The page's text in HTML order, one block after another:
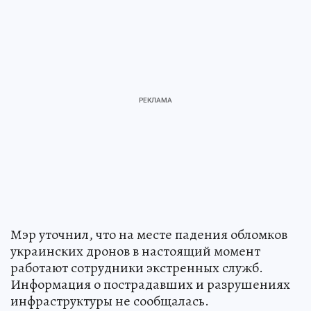
Мэр уточнил, что на месте падения обломков
украинских дронов в настоящий момент
работают сотрудники экстренных служб.
Информация о пострадавших и разрушениях
инфраструктуры не сообщалась.